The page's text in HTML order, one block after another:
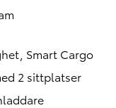
Smart Cargo
2 sittplatser